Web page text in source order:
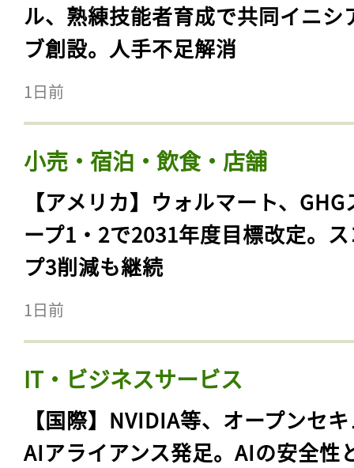
ル、熟練技能者育成で共同イニシ
ブ創設。人手不足解消
1日前
小売・宿泊・飲食・店舗
【アメリカ】ウォルマート、GHG
ープ1・2で2031年度目標改定。
プ3削減も継続
1日前
IT・ビジネスサービス
【国際】NVIDIA等、オープンセ
AIアライアンス発足。AIの安全性